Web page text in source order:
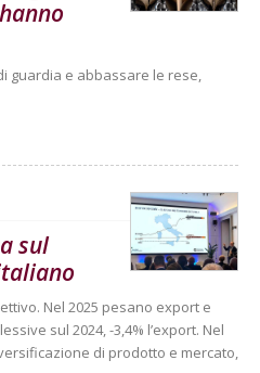
guardia e abbassare le rese,
sul
Nel 2025 pesano export e
sul 2024, -3,4% l’export. Nel
di prodotto e mercato,